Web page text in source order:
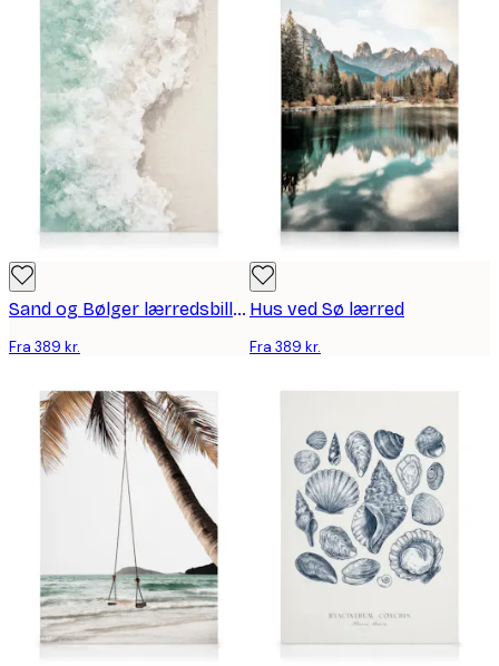
Sand og Bølger lærredsbilleder
Fra 389 kr.
Hus ved Sø lærred
Fra 389 kr.